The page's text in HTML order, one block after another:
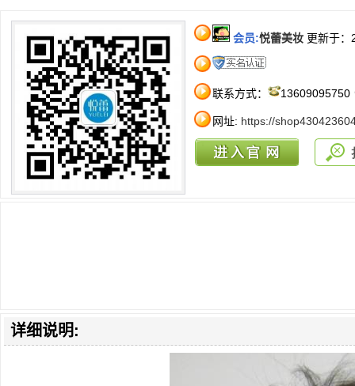
会员:悦蕾美妆 更新于：
联系方式： 13609095750
网址: https://
详细说明: